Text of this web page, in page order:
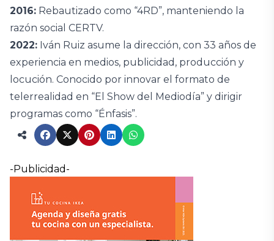
2016: Rebautizado como “4RD”, manteniendo la
razón social CERTV.
2022: Iván Ruiz asume la dirección, con 33 años de
experiencia en medios, publicidad, producción y
locución. Conocido por innovar el formato de
telerrealidad en “El Show del Mediodía” y dirigir
programas como “Énfasis”.
-Publicidad-